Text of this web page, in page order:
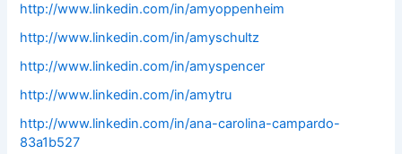
http://www.linkedin.com/in/amyoppenheim
http://www.linkedin.com/in/amyschultz
http://www.linkedin.com/in/amyspencer
http://www.linkedin.com/in/amytru
http://www.linkedin.com/in/ana-carolina-campardo-
83a1b527